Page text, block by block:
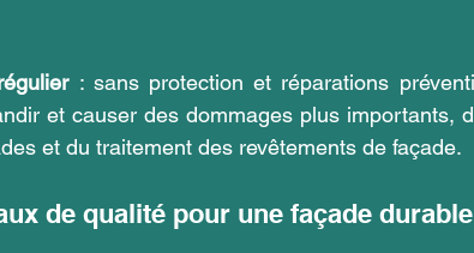
: sans protection et réparations
et causer des dommages plus importants,
et du traitement des revêtements de façade.
de qualité pour une façade durable